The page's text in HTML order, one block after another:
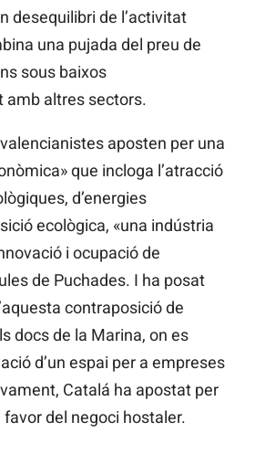
desequilibri de l’activitat
una pujada del preu de
sous baixos
altres sectors.
aposten per una
que incloga l’atracció
d’energies
ecològica, «una indústria
i ocupació de
de Puchades. I ha posat
contraposició de
docs de la Marina, on es
d’un espai per a empreses
Catalá ha apostat per
del negoci hostaler.